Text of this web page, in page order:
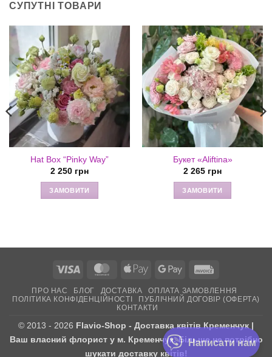
СУПУТНІ ТОВАРИ
Hat Box “Pinky Way”
2 250 грн
ЗАМОВИТИ
Букет «Aliftina»
2 265 грн
ЗАМОВИТИ
Написати нам
Visa MasterCardApple
Google
ПРО НАС БЛОГ ДОСТАВКА
ОПЛАТА ЗАМОВЛЕННЯ
ПОЛІТИКА КОНФІДЕНЦІЙНОСТІ
ПУБЛІЧНИЙ ДОГОВІР (ОФЕРТА)
КОНТАКТИ
© 2013 - 2026 Flavio-Shop - Доставка квітів Кременчук |
Ваш власний флорист у м. Кременчук. Більше не потрібно
шукати доставку квітів!